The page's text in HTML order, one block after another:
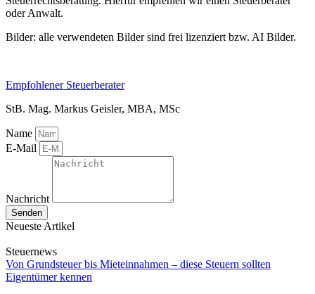
oder Anwalt.
Bilder: alle verwendeten Bilder sind frei lizenziert bzw. AI Bilder.
Empfohlener Steuerberater
StB. Mag. Markus Geisler, MBA, MSc
Name
E-Mail
Nachricht
Senden
Neueste Artikel
Steuernews
Von Grundsteuer bis Mieteinnahmen – diese Steuern sollten
Eigentümer kennen